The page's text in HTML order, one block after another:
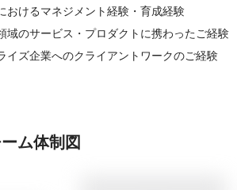
おけるマネジメント経験・育成経験
域のサービス・プロダクトに携わったご経験
イズ企業へのクライアントワークのご経験
ム体制図